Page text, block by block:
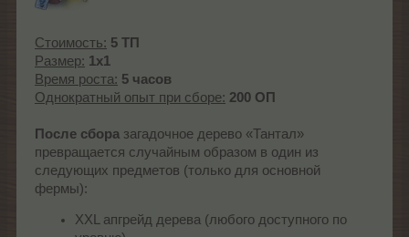
Стоимость: 5 ТП
Размер: 1x1
Время роста: 5 часов
Однократный опыт при сборе: 200 ОП
После сбора загадочное дерево «Тантал»
превращается случайным образом в один из
следующих предметов (только для основной
фермы):
XXL апгрейд дерева (любого доступного по